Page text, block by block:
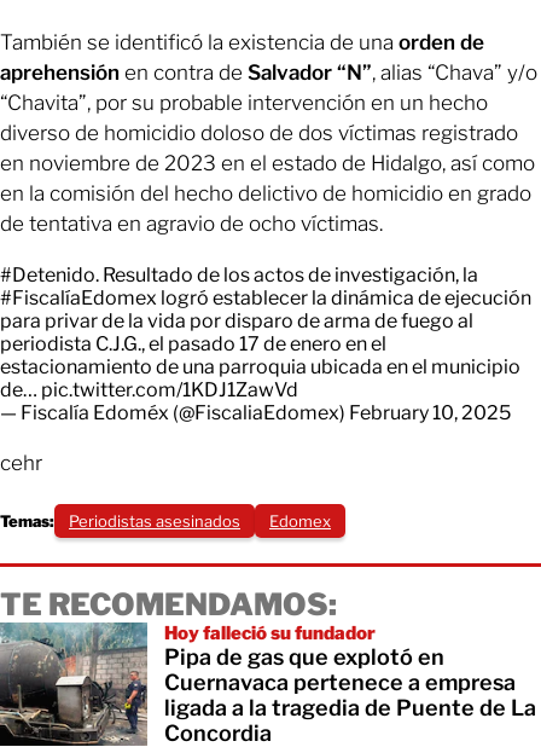
También se identificó la existencia de una orden de
aprehensión en contra de Salvador “N”, alias “Chava” y/o
“Chavita”, por su probable intervención en un hecho
diverso de homicidio doloso de dos víctimas registrado
en noviembre de 2023 en el estado de Hidalgo, así como
en la comisión del hecho delictivo de homicidio en grado
de tentativa en agravio de ocho víctimas.
#Detenido. Resultado de los actos de investigación, la
#FiscalíaEdomex logró establecer la dinámica de ejecución
para privar de la vida por disparo de arma de fuego al
periodista C.J.G., el pasado 17 de enero en el
estacionamiento de una parroquia ubicada en el municipio
de… pic.twitter.com/1KDJ1ZawVd
— Fiscalía Edoméx (@FiscaliaEdomex) February 10, 2025
cehr
Temas: Periodistas asesinados Edomex
TE RECOMENDAMOS:
Hoy falleció su fundador
Pipa de gas que explotó en
Cuernavaca pertenece a empresa
ligada a la tragedia de Puente de La
Concordia